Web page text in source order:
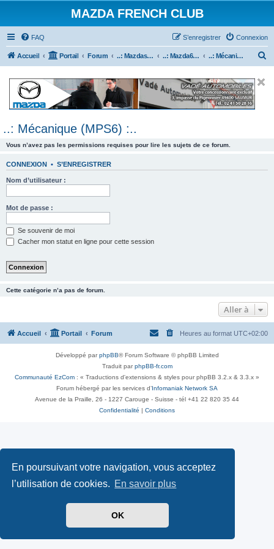
En poursuivant votre navigation, vous acceptez
l’utilisation de cookies. En savoir plus
OK
MAZDA FRENCH CLUB
FAQ Connexion
S’enregistrer
Accueil Portail Forum ..: Mazdaspeed & MPS :.. ..: Mazda6 MPS & Mazdaspeed 6 :.. ..: Mécanique (MPS6) :..
e
..: Mécanique (MPS6) :..
Vous n’avez pas les permissions requises pour lire les sujets de ce forum.
CONNEXION • S’ENREGISTRER
Nom d’utilisateur :
Mot de passe :
Se souvenir de moi
Cacher mon statut en ligne pour cette session
Cette catégorie n’a pas de forum.
Aller à
Accueil Portail Forum Heures au format UTC+02:00
Développé parphpBB® Forum Software © phpBB Limited
Traduit parphpBB-fr.com
Communauté EzCom : « Traductions d'extensions & styles pour phpBB 3.2.x & 3.3.x »
Forum hébergé par les services d’ Infomaniak Network SA
Avenue de la Praille, 26 - 1227 Carouge - Suisse - tél +41 22 820 35 44
Confidentialité
Conditions